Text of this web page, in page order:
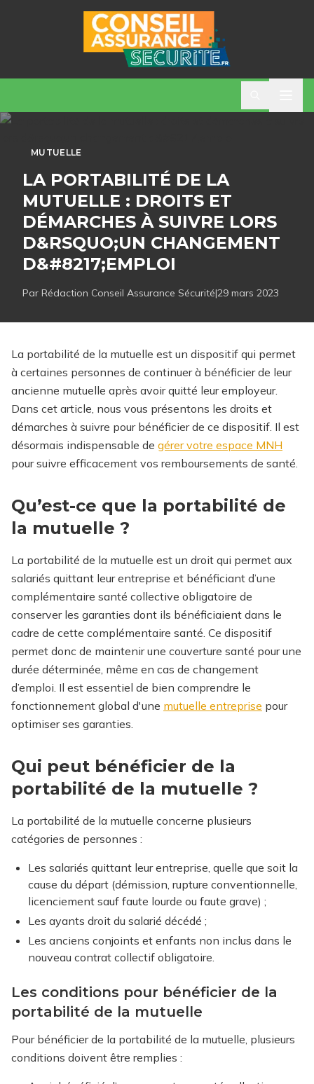
MUTUELLE
LA PORTABILITÉ DE LA
MUTUELLE : DROITS ET
DÉMARCHES À SUIVRE LORS
D&RSQUO;UN CHANGEMENT
D&#8217;EMPLOI
Par Rédaction Conseil Assurance Sécurité|29 mars 2023
La portabilité de la mutuelle est un dispositif qui permet
à certaines personnes de continuer à bénéficier de leur
ancienne mutuelle après avoir quitté leur employeur.
Dans cet article, nous vous présentons les droits et
démarches à suivre pour bénéficier de ce dispositif. Il est
désormais indispensable de gérer votre espace MNH
pour suivre efficacement vos remboursements de santé.
Qu’est-ce que la portabilité de
la mutuelle ?
La portabilité de la mutuelle est un droit qui permet aux
salariés quittant leur entreprise et bénéficiant d’une
complémentaire santé collective obligatoire de
conserver les garanties dont ils bénéficiaient dans le
cadre de cette complémentaire santé. Ce dispositif
permet donc de maintenir une couverture santé pour une
durée déterminée, même en cas de changement
d’emploi. Il est essentiel de bien comprendre le
fonctionnement global d'une mutuelle entreprise pour
optimiser ses garanties.
Qui peut bénéficier de la
portabilité de la mutuelle ?
La portabilité de la mutuelle concerne plusieurs
catégories de personnes :
Les salariés quittant leur entreprise, quelle que soit la
cause du départ (démission, rupture conventionnelle,
licenciement sauf faute lourde ou faute grave) ;
Les ayants droit du salarié décédé ;
Les anciens conjoints et enfants non inclus dans le
nouveau contrat collectif obligatoire.
Les conditions pour bénéficier de la
portabilité de la mutuelle
Pour bénéficier de la portabilité de la mutuelle, plusieurs
conditions doivent être remplies :